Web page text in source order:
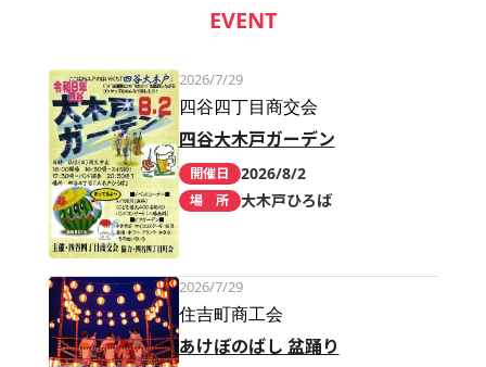
EVENT
2026/7/29
四谷四丁目商交会
四谷大木戸ガーデン
開催日 2026/8/2
場 所 大木戸ひろば
2026/7/29
住吉町商工会
あけぼのばし 盆踊り